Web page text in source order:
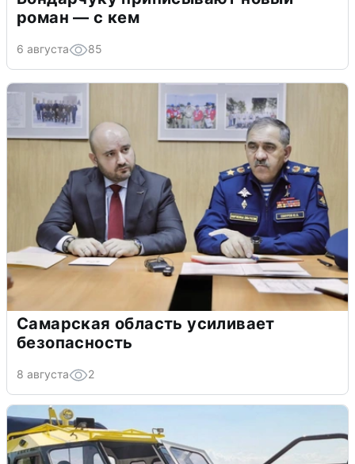
роман — с кем
6 августа 85
Самарская область усиливает
безопасность
8 августа 2